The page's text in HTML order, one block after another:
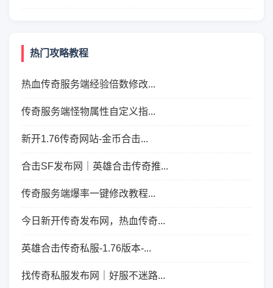
热门攻略教程
热血传奇服务端经验倍数修改...
传奇服务端怪物属性自定义指...
新开1.76传奇网站-金币合击...
合击SF发布网｜英雄合击传奇推...
传奇服务端爆率一键修改教程...
今日新开传奇发布网，热血传奇...
英雄合击传奇私服-1.76版本-...
找传奇私服发布网｜好服不迷路...